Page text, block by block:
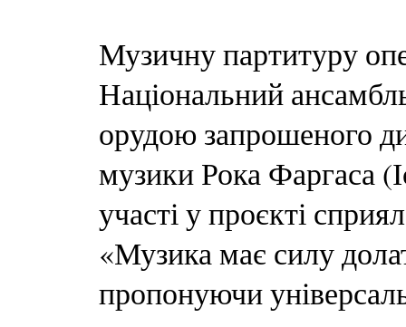
Музичну партитуру
Національний
орудою запрошеного
музики Рока Фаргаса
участі у проєкті
«Музика має силу
пропонуючи